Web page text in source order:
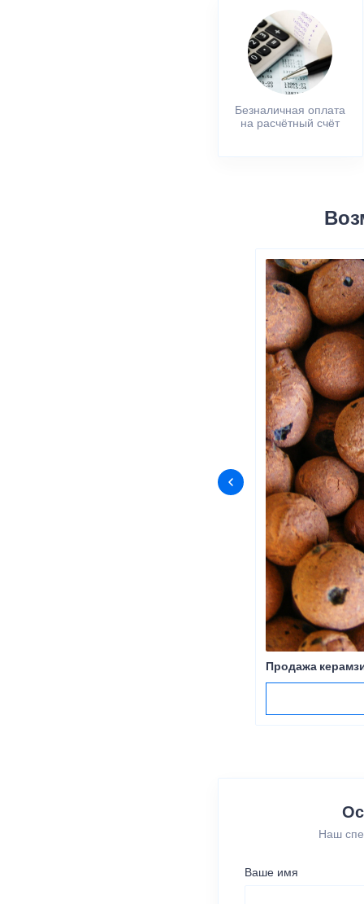
Безналичная оплата
на расчётный счёт
Продажа
Наш
Ваше имя